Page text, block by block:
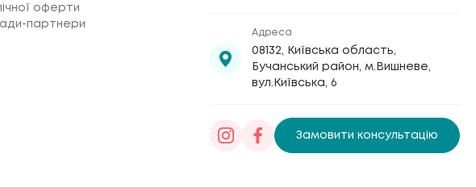
оферти
партнери
Адреса
08132, Київська область,
Бучанський район, м.Вишневе,
вул.Київська, 6
Замовити консультацію